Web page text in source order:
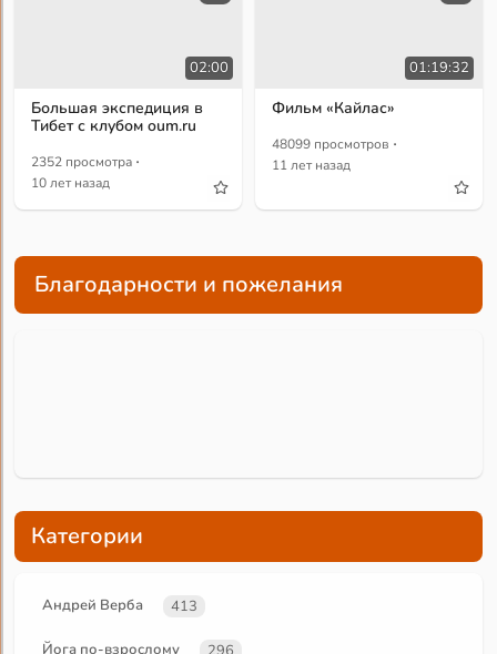
02:00
Большая экспедиция в
Тибет с клубом oum.ru
2352 просмотра ·
10 лет назад
01:19:32
Фильм «Кайлас»
48099 просмотров ·
11 лет назад
Благодарности и пожелания
Категории
Андрей Верба 413
Йога по-взрослому